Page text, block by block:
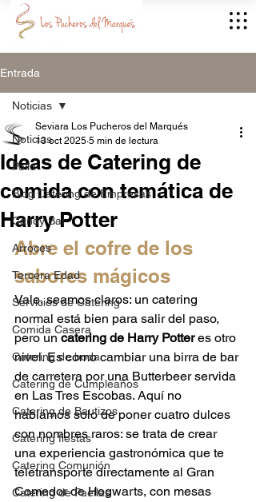
Entrada
Noticias
Pollo
Blog Catering de Empresas
Candy Bar
Arroces
Tercera Edad
Servicios de Catering
Comida Casera
Catering de boda
Catering de Cumpleaños
Catering de Bautizos
Catering fiestas
Catering Comunión
Catering de Paellas
Noticias
Ideas de Catering de
comida con temática de
Harry Potter
Seviara Los Pucheros del Marqués
13 oct 2025 5 min de lectura
Abre el cofre de los
sabores mágicos
Vale, seamos claros: un catering
normal está bien para salir del paso,
pero un catering de Harry Potter es otro
nivel. Es como cambiar una birra de bar
de carretera por una Butterbeer servida
en Las Tres Escobas. Aquí no
hablamos solo de poner cuatro dulces
con nombres raros: se trata de crear
una experiencia gastronómica que te
teletransporte directamente al Gran
Comedor de Hogwarts, con mesas